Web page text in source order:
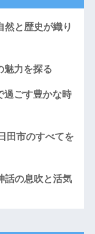
然と歴史が織り
魅力を探る
過ごす豊かな時
田市のすべてを
話の息吹と活気